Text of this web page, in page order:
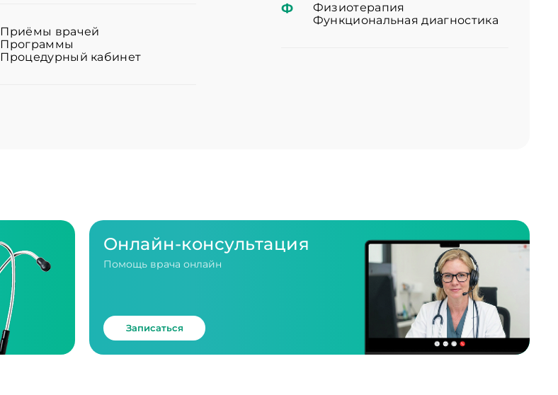
Приёмы врачей
Программы
Процедурный кабинет
Ф
Физиотерапия
Функциональная диагностика
Онлайн-консультация
Помощь врача онлайн
Записаться